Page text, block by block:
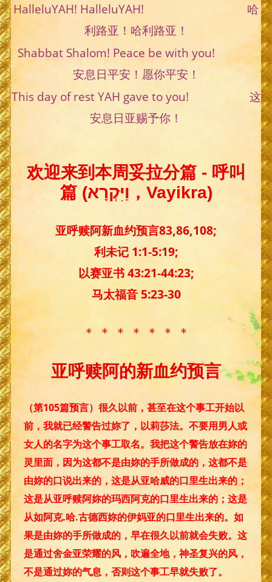
HalleluYAH! HalleluYAH! 哈
利路亚！哈利路亚！
Shabbat Shalom! Peace be with you!
安息日平安！愿你平安！
This day of rest YAH gave to you! 这
安息日亚赐予你！
欢迎来到本周妥拉分篇 - 呼叫
篇 (וַיִּקְרָא，Vayikra)
亚呼赎阿新血约预言83,86,108;
利未记 1:1-5:19;
以赛亚书 43:21-44:23;
马太福音 5:23-30
＊ ＊ ＊ ＊ ＊ ＊ ＊
亚呼赎阿的新血约预言
（第105篇预言）很久以前，甚至在这个事工开始以
前，我就已经警告过妳了，以莉莎法。不要用男人或
女人的名字为这个事工取名。我把这个警告放在妳的
灵里面，因为这都不是由妳的手所做成的，这都不是
由妳的口说出来的，这是从亚哈威的口里生出来的；
这是从亚呼赎阿妳的玛西阿克的口里生出来的；这是
从如阿克.哈.古德西妳的伊妈亚的口里生出来的。如
果是由妳的手所做成的，早在很久以前就会失败。这
是通过舍金亚荣耀的风，吹遍全地，神圣复兴的风，
不是通过妳的气息，否则这个事工早就失败了。